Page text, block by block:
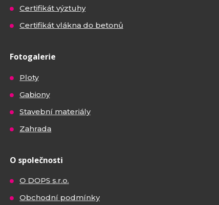
Certifikát výztuhy
Certifikát vlákna do betonů
Fotogalerie
Ploty
Gabiony
Stavební materiály
Zahrada
O společnosti
O DOPS s.r.o.
Obchodní podmínky